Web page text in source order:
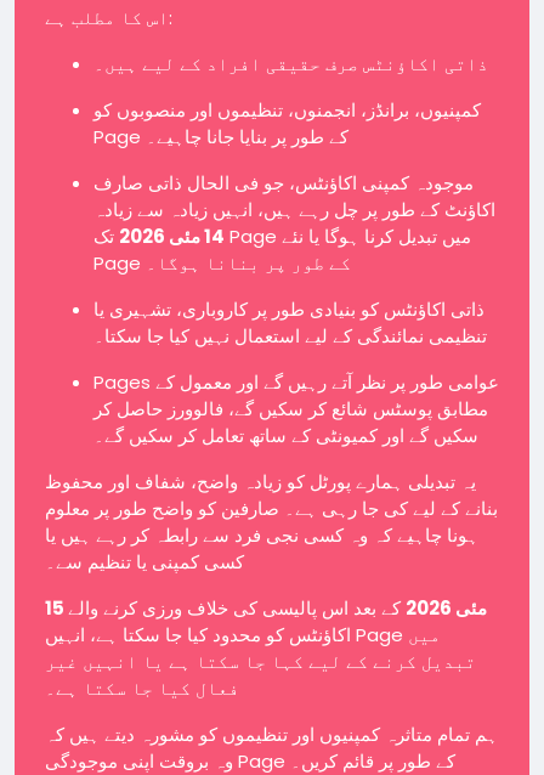
اس کا مطلب ہے:
ذاتی اکاؤنٹس صرف حقیقی افراد کے لیے ہیں۔
کمپنیوں، برانڈز، انجمنوں، تنظیموں اور منصوبوں کو
Page کے طور پر بنایا جانا چاہیے۔
موجودہ کمپنی اکاؤنٹس، جو فی الحال ذاتی صارف
اکاؤنٹ کے طور پر چل رہے ہیں، انہیں زیادہ سے زیادہ
14 مئی 2026
تک Page میں تبدیل کرنا ہوگا یا نئے
Page کے طور پر بنانا ہوگا۔
ذاتی اکاؤنٹس کو بنیادی طور پر کاروباری، تشہیری یا
تنظیمی نمائندگی کے لیے استعمال نہیں کیا جا سکتا۔
Pages عوامی طور پر نظر آتے رہیں گے اور معمول کے
مطابق پوسٹس شائع کر سکیں گے، فالوورز حاصل کر
سکیں گے اور کمیونٹی کے ساتھ تعامل کر سکیں گے۔
یہ تبدیلی ہمارے پورٹل کو زیادہ واضح، شفاف اور محفوظ
بنانے کے لیے کی جا رہی ہے۔ صارفین کو واضح طور پر معلوم
ہونا چاہیے کہ وہ کسی نجی فرد سے رابطہ کر رہے ہیں یا
کسی کمپنی یا تنظیم سے۔
15 مئی 2026
کے بعد اس پالیسی کی خلاف ورزی کرنے والے
اکاؤنٹس کو محدود کیا جا سکتا ہے، انہیں Page میں
تبدیل کرنے کے لیے کہا جا سکتا ہے یا انہیں غیر
فعال کیا جا سکتا ہے۔
ہم تمام متاثرہ کمپنیوں اور تنظیموں کو مشورہ دیتے ہیں کہ
وہ بروقت اپنی موجودگی Page کے طور پر قائم کریں۔